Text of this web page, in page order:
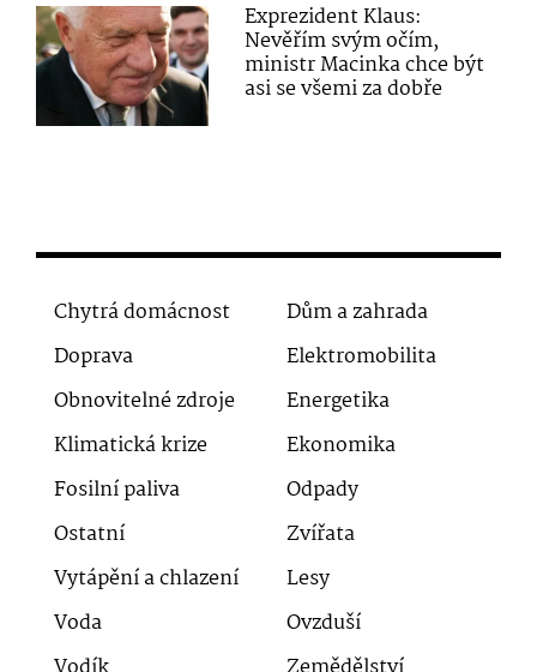
Exprezident Klaus:
Nevěřím svým očím,
ministr Macinka chce být
asi se všemi za dobře
Chytrá domácnost
Dům a zahrada
Doprava
Elektromobilita
Obnovitelné zdroje
Energetika
Klimatická krize
Ekonomika
Fosilní paliva
Odpady
Ostatní
Zvířata
Vytápění a chlazení
Lesy
Voda
Ovzduší